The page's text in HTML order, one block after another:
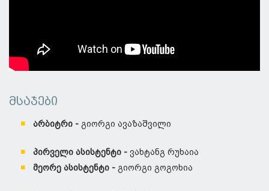
მსაჯები
არბიტრი - გიორგი ავაზაშვილი
პირველი ასისტენტი - ვახტანგ რუხაია
მეორე ასისტენტი - გიორგი გოგოხია